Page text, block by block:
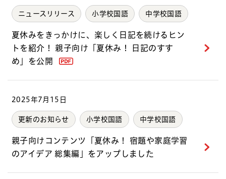
ニュースリリース 小学校国語 中学校国語
夏休みをきっかけに、楽しく日記を続けるヒン
トを紹介！ 親子向け「夏休み！ 日記のすす
め」を公開
2025年7月15日
更新のお知らせ 小学校国語 中学校国語
親子向けコンテンツ「夏休み！ 宿題や家庭学習
のアイデア 総集編」をアップしました